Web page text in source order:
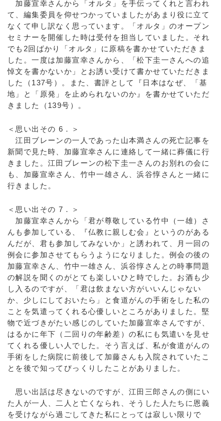
加藤宣幸さんから「オルタ」を手伝ってくれと言われ
て、編集委員を仰せつかっていましたがあまり役に立て
なくて申し訳なく思っています。「オルタ」のオープン
セミナーを開催した時は受付を担当していました。それ
でも2回ばかり「オルタ」に原稿を書かせていただきま
した。一度は加藤宣幸さんから、「松下圭一さんへの追
悼文を書かないか」とお誘い受けて書かせていただきま
した（137号）。また、書評として『日本はなぜ、「基
地」と「原発」を止められないのか』を書かせていただ
きました（139号）。
＜思い出その 6．＞
江田ブレーンの一人であった山本満さんの死亡記事を
新聞で見た時、加藤宣幸さんに連絡して一緒に葬儀に行
きました。江田ブレーンの松下圭一さんのお別れの会に
も、加藤宣幸さん、竹中一雄さん、浜谷惇さんと一緒に
行きました。
＜思い出その 7．＞
加藤宣幸さんから「君が尊敬している竹中（一雄）さ
んも参加している、『仏教に親しむ会』というのがある
んだが、君も参加してみないか」と誘われて、月一回の
例会に参加させてもらうようになりました。例会の後の
加藤宣幸さん、竹中一雄さん、浜谷惇さんとの時事問題
の解説を聞くのがとても楽しいひと時でした。お酒も少
し入るのですが、「君は飲まない方がいいんじゃない
か、少しにしておいたら」と食道がんの手術をした私の
ことを気遣ってくれる心優しいところがありました。堅
物で近づきがたい感じのしていた加藤宣幸さんですが、
はるかに年下（二回りの年齢差）の私にも気遣いを見せ
てくれる優しい人でした。そう言えば、私が食道がんの
手術をした病院に前後して加藤さんも入院されていたこ
とを後で知ってびっくりしたことがありました。
思い出話は尽きないのですが、江田三郎さんの側にい
た人が一人、二人と亡くなられ、そうした人たちに恩義
を受けながら過ごしてきた私にとっては寂しい限りで